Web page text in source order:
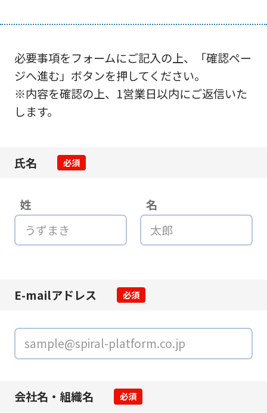
必要事項をフォームにご記入の上、「確認ペー
ジへ進む」ボタンを押してください。
※内容を確認の上、1営業日以内にご返信いた
します。
氏名 必須
姓 名
E-mailアドレス 必須
会社名・組織名 必須